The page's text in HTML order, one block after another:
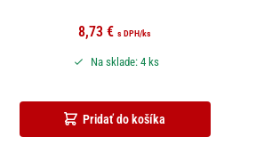
8,73€ s DPH/ks
Pridať do košíka
Na sklade: 4 ks